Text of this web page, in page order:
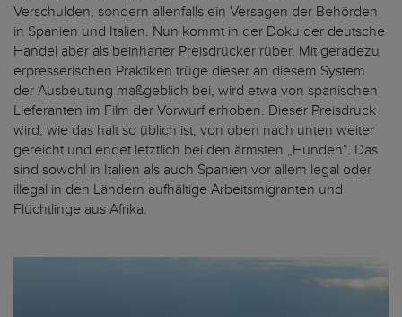
Verschulden, sondern allenfalls ein Versagen der Behörden
in Spanien und Italien. Nun kommt in der Doku der deutsche
Handel aber als beinharter Preisdrücker rüber. Mit geradezu
erpresserischen Praktiken trüge dieser an diesem System
der Ausbeutung maßgeblich bei, wird etwa von spanischen
Lieferanten im Film der Vorwurf erhoben. Dieser Preisdruck
wird, wie das halt so üblich ist, von oben nach unten weiter
gereicht und endet letztlich bei den ärmsten „Hunden“. Das
sind sowohl in Italien als auch Spanien vor allem legal oder
illegal in den Ländern aufhältige Arbeitsmigranten und
Flüchtlinge aus Afrika.